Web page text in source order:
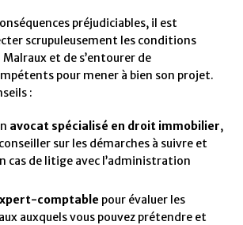
préjudiciables, il est
scrupuleusement les conditions
et de s’entourer de
pour mener à bien son projet.
:
avocat spécialisé en droit immobilier,
sur les démarches à suivre et
cas de litige avec l’administration
comptable pour évaluer les
auxquels vous pouvez prétendre et